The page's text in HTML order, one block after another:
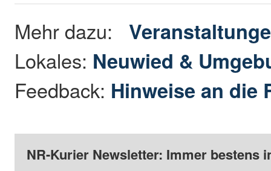
Mehr dazu:
Lokales: Neuwied &
Feedback: Hinweise an die
NR-Kurier Newsletter: Immer bestens